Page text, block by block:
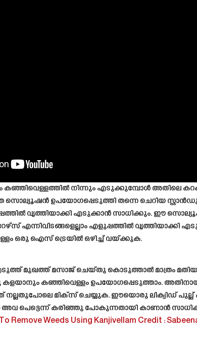
കഞ്ഞിവെള്ളത്തിൽ നിന്നും എടുക്കുമ്പോൾ അതിലെ
ഉപയോഗപ്പെടുത്തി തന്നെ ചെറിയ
വൃത്തിയാക്കി എടുക്കാൻ സാധിക്കും. ഈ
എന്നിവിടങ്ങളെല്ലാം എളുപ്പത്തിൽ വൃത്തിയാക്കി
ഒരു ഐസ് ട്രെയിൽ ഒഴിച്ച് വയ്ക്കുക.
മുഖത്ത് മസാജ് ചെയ്തു കൊടുത്താൽ മാത്രം
കളയാനും കഞ്ഞിവെള്ളം ഉപയോഗപ്പെടുത്താം.
നല്ലതുപോലെ മിക്സ് ചെയ്യുക. ഈയൊരു ലിക്വിഡ്
പെട്ടെന്ന് കരിഞ്ഞു പോകുന്നതായി കാണാൻ
Remove Weeds Using Kanjivellam Credit :